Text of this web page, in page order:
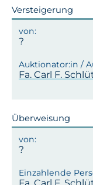
Versteigerung
Fa. Carl F.
Überweisung